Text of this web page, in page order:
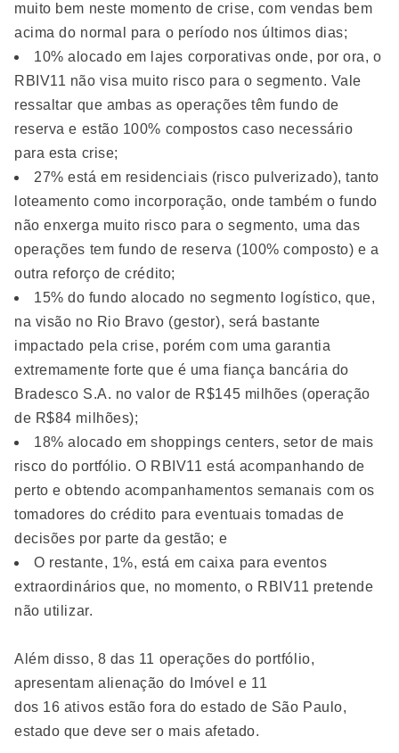
muito bem neste momento de crise, com vendas bem
acima do normal para o período nos últimos dias;
10% alocado em lajes corporativas onde, por ora, o
RBIV11 não visa muito risco para o segmento. Vale
ressaltar que ambas as operações têm fundo de
reserva e estão 100% compostos caso necessário
para esta crise;
27% está em residenciais (risco pulverizado), tanto
loteamento como incorporação, onde também o fundo
não enxerga muito risco para o segmento, uma das
operações tem fundo de reserva (100% composto) e a
outra reforço de crédito;
15% do fundo alocado no segmento logístico, que,
na visão no Rio Bravo (gestor), será bastante
impactado pela crise, porém com uma garantia
extremamente forte que é uma fiança bancária do
Bradesco S.A. no valor de R$145 milhões (operação
de R$84 milhões);
18% alocado em shoppings centers, setor de mais
risco do portfólio. O RBIV11 está acompanhando de
perto e obtendo acompanhamentos semanais com os
tomadores do crédito para eventuais tomadas de
decisões por parte da gestão; e
O restante, 1%, está em caixa para eventos
extraordinários que, no momento, o RBIV11 pretende
não utilizar.
Além disso, 8 das 11 operações do portfólio,
apresentam alienação do Imóvel e 11
dos 16 ativos estão fora do estado de São Paulo,
estado que deve ser o mais afetado.